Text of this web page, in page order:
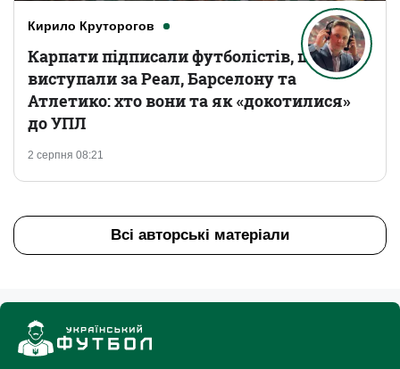
Кирило Круторогов
2 серпня 08:21
Карпати підписали футболістів, що
виступали за Реал, Барселону та
Атлетико: хто вони та як «докотилися»
до УПЛ
Всі авторські матеріали